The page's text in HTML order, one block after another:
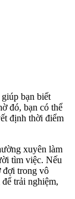
bạn biết
đó, bạn có thể
định thời điểm
xuyên làm
tìm việc. Nếu
đợi trong vô
trải nghiệm,